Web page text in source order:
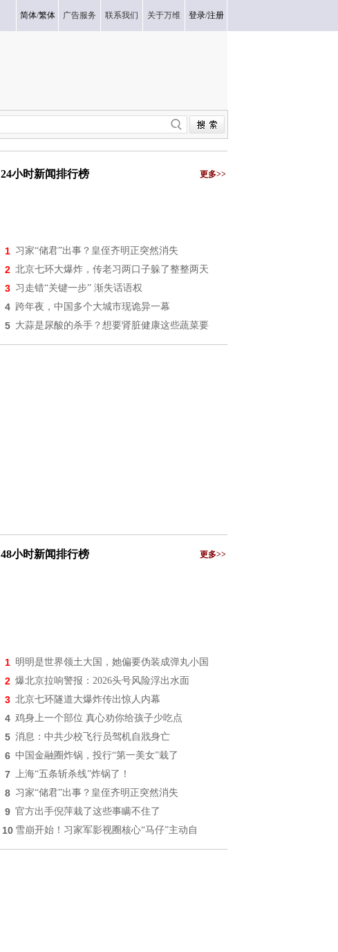
简体/繁体 广告服务 联系我们 关于万维 登录/注册
24小时新闻排行榜 更多>>
1 习家“储君”出事？皇侄齐明正突然消失
2 北京七环大爆炸，传老习两口子躲了整整两天
3 习走错“关键一步” 渐失话语权
4 跨年夜，中国多个大城市现诡异一幕
5 大蒜是尿酸的杀手？想要肾脏健康这些蔬菜要
48小时新闻排行榜 更多>>
1 明明是世界领土大国，她偏要伪装成弹丸小国
2 爆北京拉响警报：2026头号风险浮出水面
3 北京七环隧道大爆炸传出惊人内幕
4 鸡身上一个部位 真心劝你给孩子少吃点
5 消息：中共少校飞行员驾机自戕身亡
6 中国金融圈炸锅，投行“第一美女”栽了
7 上海“五条斩杀线”炸锅了！
8 习家“储君”出事？皇侄齐明正突然消失
9 官方出手倪萍栽了这些事瞒不住了
10 雪崩开始！习家军影视圈核心“马仔”主动自